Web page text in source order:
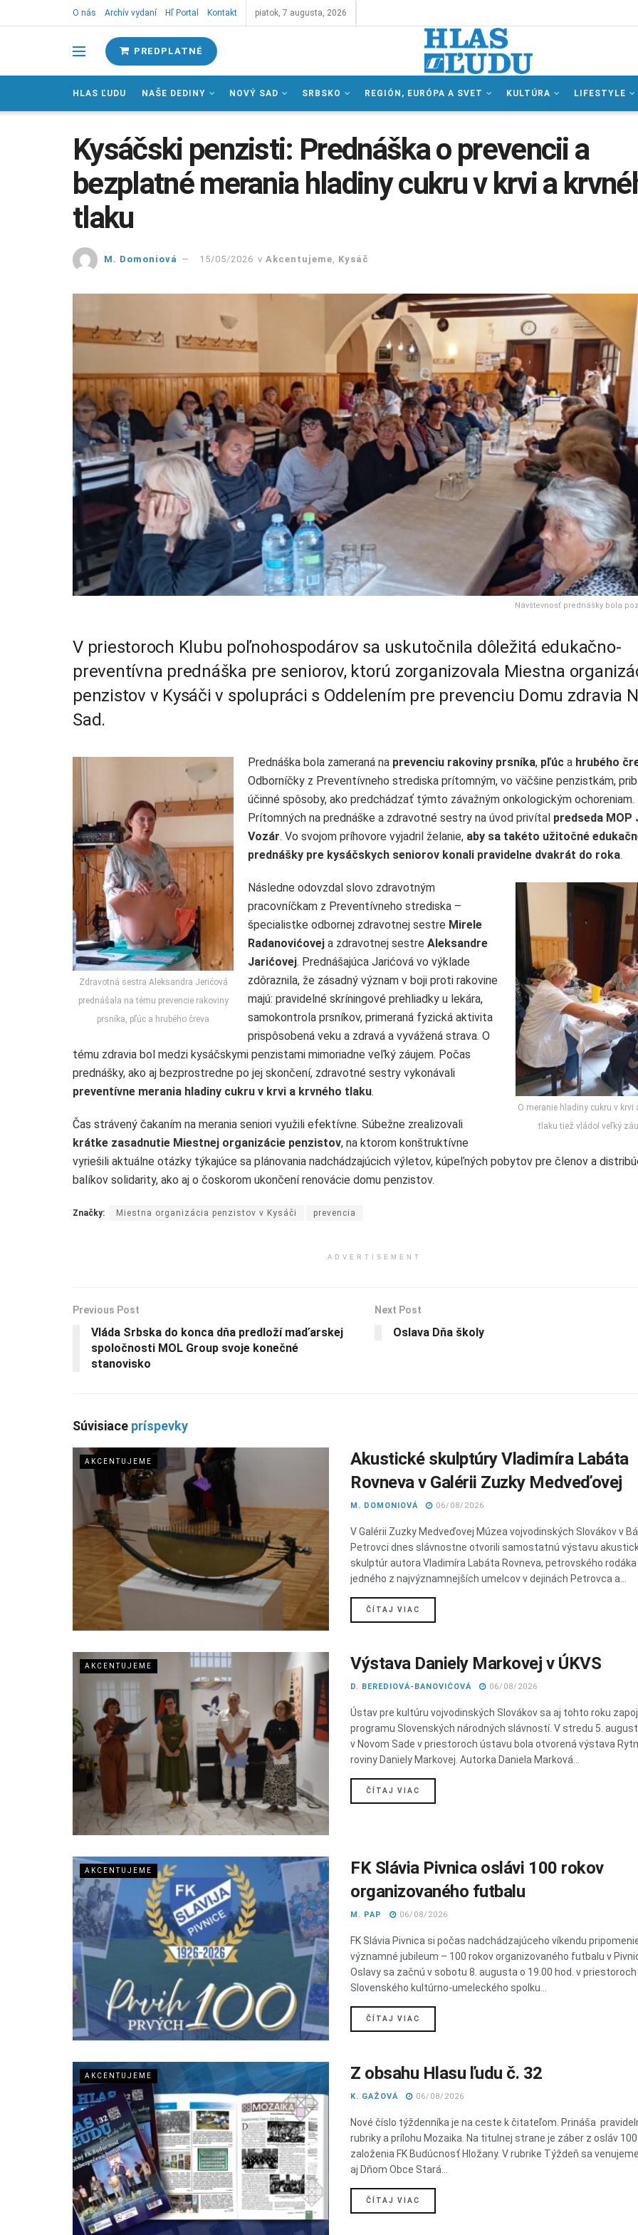
O nás Archív vydaní Hľ Portal Kontakt piatok, 7 augusta, 2026
PREDPLATNÉ
HLAS ĽUDU NAŠE DEDINY NOVÝ SAD SRBSKO REGIÓN, EURÓPA A SVET KULTÚRA LIFESTYLE
Kysáčski penzisti: Prednáška o prevencii a
bezplatné merania hladiny cukru v krvi a
tlaku
M. Domoniová 15/05/2026 v Akcentujeme Kysáč
Návštevnosť prednášky bola
V priestoroch Klubu poľnohospodárov sa uskutočnila dôležitá edukačno-
preventívna prednáška pre seniorov, ktorú zorganizovala Miestna
penzistov v Kysáči v spolupráci s Oddelením pre prevenciu Domu zdravia
Sad.
Zdravotná sestra Aleksandra Jerićová
prednášala na tému prevencie rakoviny
prsníka, pľúc a hrubého čreva
Prednáška bola zameraná na prevenciu rakoviny prsníka, pľúc a hrubého
Odborníčky z Preventívneho strediska prítomným, vo väčšine penzistkám,
účinné spôsoby, ako predchádzať týmto závažným onkologickým ochoreniam.
Prítomných na prednáške a zdravotné sestry na úvod privítal predseda MOP
Vozár. Vo svojom príhovore vyjadril želanie, aby sa takéto užitočné
prednášky pre kysáčskych seniorov konali pravidelne dvakrát do roka.
O meranie hladiny cukru v krvi
tlaku tiež vládol veľký
Následne odovzdal slovo zdravotným
pracovníčkam z Preventívneho strediska –
špecialistke odbornej zdravotnej sestre Mirele
Radanovićovej a zdravotnej sestre Aleksandre
Jarićovej. Prednášajúca Jarićová vo výklade
zdôraznila, že zásadný význam v boji proti rakovine
majú: pravidelné skríningové prehliadky u lekára,
samokontrola prsníkov, primeraná fyzická aktivita
prispôsobená veku a zdravá a vyvážená strava. O
tému zdravia bol medzi kysáčskymi penzistami mimoriadne veľký záujem. Počas
prednášky, ako aj bezprostredne po jej skončení, zdravotné sestry vykonávali
preventívne merania hladiny cukru v krvi a krvného tlaku.
Čas strávený čakaním na merania seniori využili efektívne. Súbežne zrealizovali
krátke zasadnutie Miestnej organizácie penzistov, na ktorom konštruktívne
vyriešili aktuálne otázky týkajúce sa plánovania nadchádzajúcich výletov, kúpeľných pobytov pre členov a
balíkov solidarity, ako aj o čoskorom ukončení renovácie domu penzistov.
Značky: Miestna organizácia penzistov v Kysáči prevencia
ADVERTISEMENT
Previous Post
Vláda Srbska do konca dňa predloží maďarskej
spoločnosti MOL Group svoje konečné
stanovisko
Next Post
Oslava Dňa školy
Súvisiace príspevky
AKCENTUJEME
Akustické skulptúry Vladimíra Labáta
Rovneva v Galérii Zuzky Medveďovej
M. DOMONIOVÁ 06/08/2026
V Galérii Zuzky Medveďovej Múzea vojvodinských Slovákov v
Petrovci dnes slávnostne otvorili samostatnú výstavu
skulptúr autora Vladimíra Labáta Rovneva, petrovského rodáka
jedného z najvýznamnejších umelcov v dejinách Petrovca a...
ČÍTAJ VIAC
AKCENTUJEME Výstava Daniely Markovej v ÚKVS
D. BEREDIOVÁ-BANOVIĆOVÁ 06/08/2026
Ústav pre kultúru vojvodinských Slovákov sa aj tohto roku
programu Slovenských národných slávností. V stredu 5.
v Novom Sade v priestoroch ústavu bola otvorená výstava
roviny Daniely Markovej. Autorka Daniela Marková...
ČÍTAJ VIAC
AKCENTUJEME
FK Slávia Pivnica oslávi 100 rokov
organizovaného futbalu
M. PAP 06/08/2026
FK Slávia Pivnica si počas nadchádzajúceho víkendu
významné jubileum – 100 rokov organizovaného futbalu v
Oslavy sa začnú v sobotu 8. augusta o 19.00 hod. v priestoroch
Slovenského kultúrno-umeleckého spolku...
ČÍTAJ VIAC
AKCENTUJEME Z obsahu Hlasu ľudu č. 32
K. GAŽOVÁ 06/08/2026
Nové číslo týždenníka je na ceste k čitateľom. Prináša
rubriky a prílohu Mozaika. Na titulnej strane je záber z osláv
založenia FK Budúcnosť Hložany. V rubrike Týždeň sa venujeme
aj Dňom Obce Stará...
ČÍTAJ VIAC